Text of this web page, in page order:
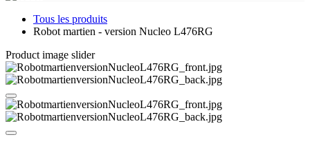
Tous les produits
Robot martien - version Nucleo L476RG
Product image slider